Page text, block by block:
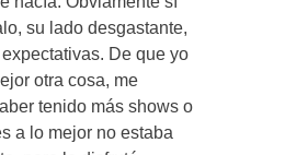
su lado desgastante,
De que yo
otra cosa, me
tenido más shows o
a lo mejor no estaba